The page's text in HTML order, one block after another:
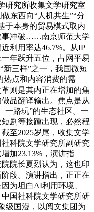
研究所收集文学研究室
东西向“人机共生”“分
于本身的贸易模式取内
事冲破……南京师范大学
利用率达46.7%。从IP
年跃升五位，占网平易
新三样”之一，我国微短
热点和内容消费的需
则是其内正在增加的焦
品翻译输出。焦点是从
一路玩”的生态社区。一
剧等接踵出现，必然程
至2025岁尾，收集文学
科院文学研究所副研究
加23.13%，演讲指
院长夏烈认为，这也印
段。演讲指出，正正在
为坦白AI利用环境、
国社科院文学研究所研
级国漫，以阅文集团为